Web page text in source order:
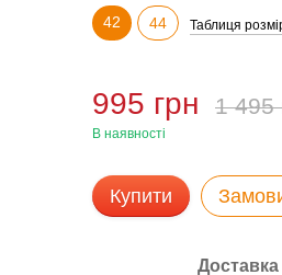
42 44 Таблиця
995 грн 1 495
В наявності
Купити
Доставка